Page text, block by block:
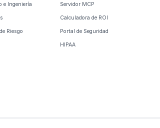
e Ingeniería
Riesgo
Servidor MCP
Calculadora de ROI
Portal de Seguridad
HIPAA